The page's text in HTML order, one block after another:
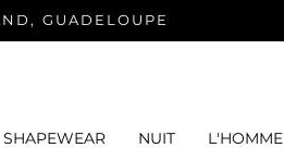
GUADELOUPE
SHAPEWEAR NUIT L'HOMME